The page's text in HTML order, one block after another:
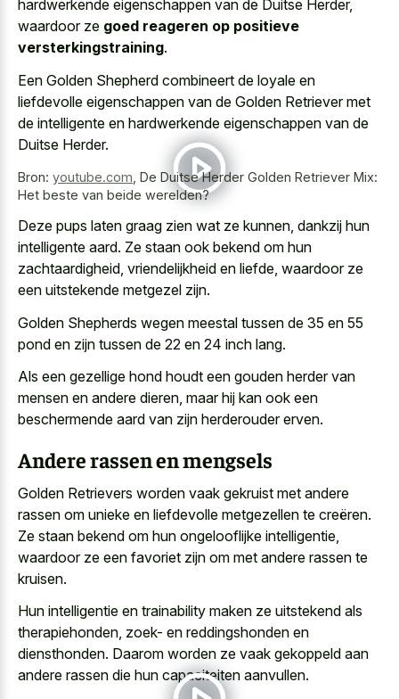
hardwerkende eigenschappen van de Duitse Herder,
waardoor ze goed reageren op positieve
versterkingstraining.
Een Golden Shepherd combineert de loyale en
liefdevolle eigenschappen van de Golden Retriever met
de intelligente en hardwerkende eigenschappen van de
Duitse Herder.
Bron: youtube.com De Duitse Herder Golden Retriever Mix:
Het beste van beide werelden?
Deze pups laten graag zien wat ze kunnen, dankzij hun
intelligente aard. Ze staan ook bekend om hun
zachtaardigheid, vriendelijkheid en liefde, waardoor ze
een uitstekende metgezel zijn.
Golden Shepherds wegen meestal tussen de 35 en 55
pond en zijn tussen de 22 en 24 inch lang.
Als een gezellige hond houdt een gouden herder van
mensen en andere dieren, maar hij kan ook een
beschermende aard van zijn herderouder erven.
Andere rassen en mengsels
Golden Retrievers worden vaak gekruist met andere
rassen om unieke en liefdevolle metgezellen te creëren.
Ze staan bekend om hun ongelooflijke intelligentie,
waardoor ze een favoriet zijn om met andere rassen te
kruisen.
Hun intelligentie en trainability maken ze uitstekend als
therapiehonden, zoek- en reddingshonden en
diensthonden. Daarom worden ze vaak gekoppeld aan
andere rassen die hun capaciteiten aanvullen.